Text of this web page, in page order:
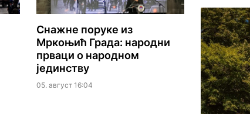
Снажне поруке из
Мркоњић Града: народни
прваци о народном
јединству
05. август 16:04